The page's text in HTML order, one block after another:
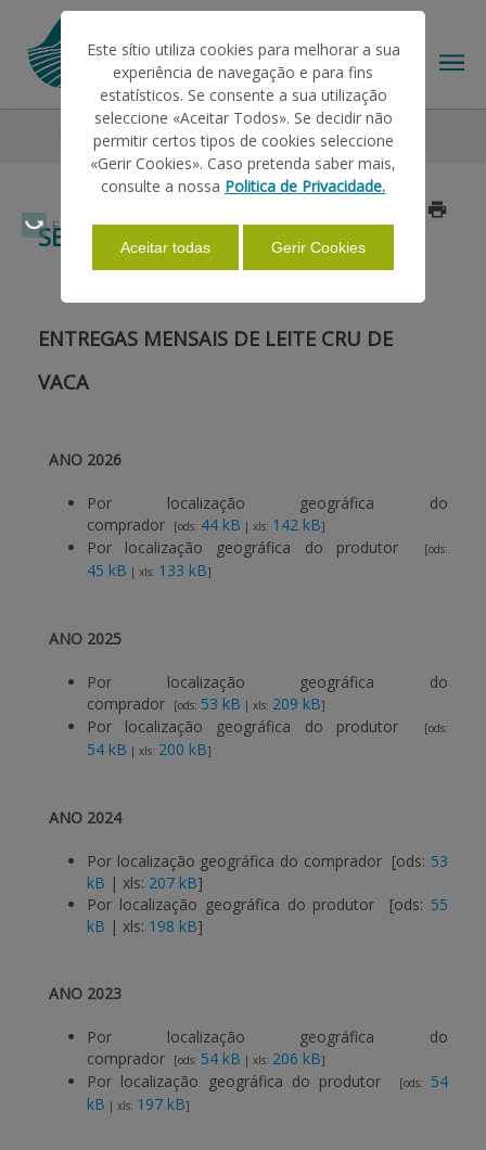
Faça Swipe para ver o menu
AJUDAS/APOIOS
INFORMAÇÕES
ESTATÍSTICAS
PAGAMENTOS
APOIO AO BENEFICIÁRIO
Estatísticas Setor de Leite
SETOR DE LEITE
ENTREGAS MENSAIS DE LEITE CRU DE
VACA
ANO 2026
Por localização geográfica do
comprador
[ods: 44 kB | xls: 142 kB]
Por localização geográfica do produtor [ods:
45 kB | xls: 133 kB]
ANO 2025
Por localização geográfica do
comprador
[ods: 53 kB | xls: 209 kB]
Por localização geográfica do produtor [ods:
54 kB | xls: 200 kB]
ANO 2024
Por localização geográfica do comprador [ods: 53
kB | xls: 207 kB]
Por localização geográfica do produtor [ods: 55
kB | xls: 198 kB]
ANO 2023
Por localização geográfica do
comprador
[ods: 54 kB | xls: 206 kB]
Por localização geográfica do produtor [ods: 54
kB | xls: 197 kB]
Este sítio utiliza cookies para melhorar a sua
experiência de navegação e para fins
estatísticos. Se consente a sua utilização
seleccione «Aceitar Todos». Se decidir não
permitir certos tipos de cookies seleccione
«Gerir Cookies». Caso pretenda saber mais,
consulte a nossa Politica de Privacidade.
Aceitar todas Gerir Cookies